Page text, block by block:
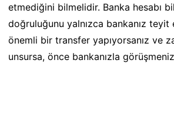
etmediğini bilmelidir. Banka hesabı
doğruluğunu yalnızca bankanız teyit
önemli bir transfer yapıyorsanız ve
unsursa, önce bankanızla